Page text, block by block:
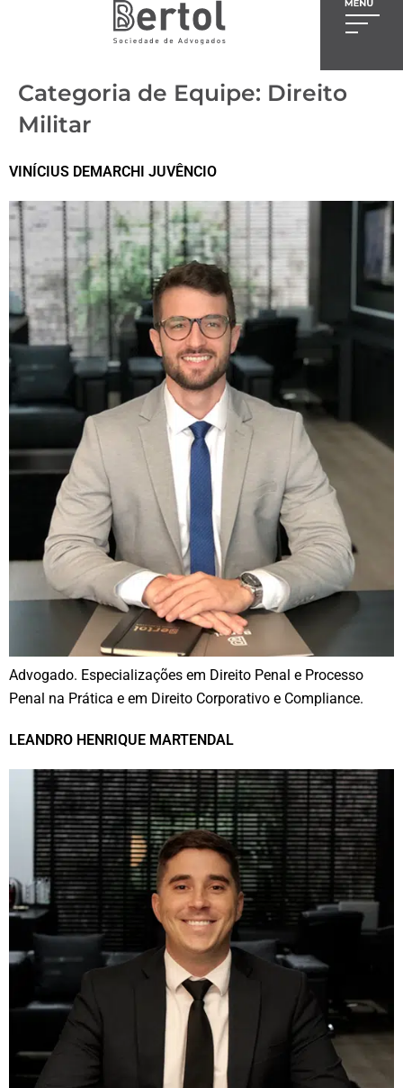
Categoria de Equipe: Direito
Militar
VINÍCIUS DEMARCHI JUVÊNCIO
Advogado. Especializações em Direito Penal e Processo
Penal na Prática e em Direito Corporativo e Compliance.
LEANDRO HENRIQUE MARTENDAL